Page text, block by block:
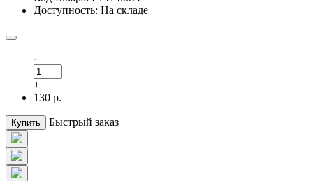
Доступность: На складе
-
+
130 р.
Купить Быстрый заказ